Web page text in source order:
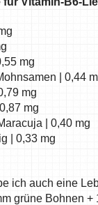
mg
| 0,44
mg
mg
| 0,40 mg
| 0,33 mg
ich auch eine
grüne Bohnen